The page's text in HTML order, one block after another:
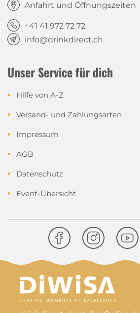
Anfahrt und Öffnungszeiten
+41 41 972 72 72
info@drinkdirect.ch
Unser Service für dich
Hilfe von A-Z
Versand- und Zahlungsarten
Impressum
AGB
Datenschutz
Event-Übersicht